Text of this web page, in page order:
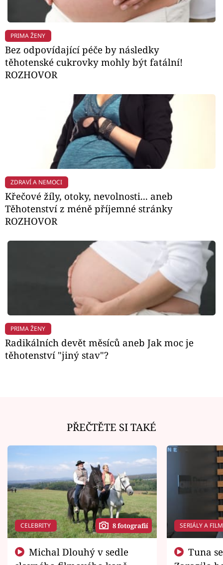
PRIMA ŽENY
Bez odpovídající péče by následky
těhotenské cukrovky mohly být fatální!
ROZHOVOR
ZDRAVÍ A NEMOCI
Křečové žíly, otoky, nevolnosti... aneb
Těhotenství z méně příjemné stránky
ROZHOVOR
PRIMA ŽENY
Radikálních devět měsíců aneb Jak moc je
těhotenství "jiný stav"?
PŘEČTĚTE SI TAKÉ
CELEBRITY 8 fotografií SERIÁLY A